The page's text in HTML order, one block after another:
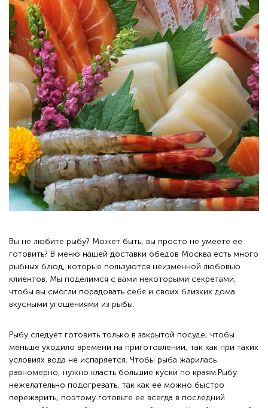
Вы не любите рыбу? Может быть, вы просто не умеете ее
готовить? В меню нашей доставки обедов Москва есть много
рыбных блюд, которые пользуются неизменной любовью
клиентов. Мы поделимся с вами некоторыми секретами,
чтобы вы смогли порадовать себя и своих близких дома
вкусными угощениями из рыбы.
Рыбу следует готовить только в закрытой посуде, чтобы
меньше уходило времени на приготовлении, так как при таких
условиях вода не испаряется. Чтобы рыба жарилась
равномерно, нужно класть большие куски по краям.Рыбу
нежелательно подогревать, так как ее можно быстро
пережарить, поэтому готовьте ее всегда в последний